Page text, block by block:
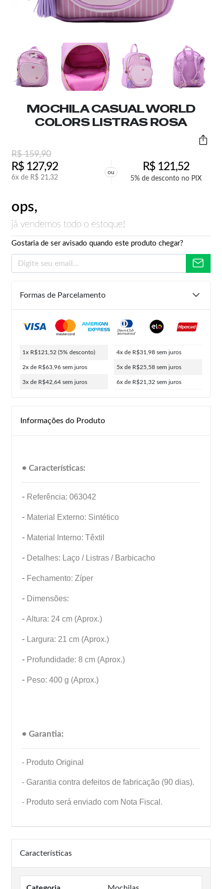
MOCHILA CASUAL WORLD
COLORS LISTRAS ROSA
R$159,90
R$127,92
6x de R$ 21,32
ou R$121,52
5% de desconto no PIX
ops,
já vendemos todo o estoque!
Gostaria de ser avisado quando este produto chegar?
Formas de Parcelamento
1x R$121,52 (5% desconto)
2x de R$63,96 sem juros
3x de R$42,64 sem juros
4x de R$31,98 sem juros
5x de R$25,58 sem juros
6x de R$21,32 sem juros
Informações do Produto
• Características:
- Referência: 063042
- Material Externo: Sintético
- Material Interno: Têxtil
- Detalhes: Laço / Listras / Barbicacho
- Fechamento: Zíper
- Dimensões:
-Altura: 24 cm (Aprox.)
- Largura: 21 cm (Aprox.)
- Profundidade: 8 cm (Aprox.)
- Peso: 400 g (Aprox.)
• Garantia:
- Produto Original
- Garantia contra defeitos de fabricação (90 dias).
- Produto será enviado com Nota Fiscal.
Características